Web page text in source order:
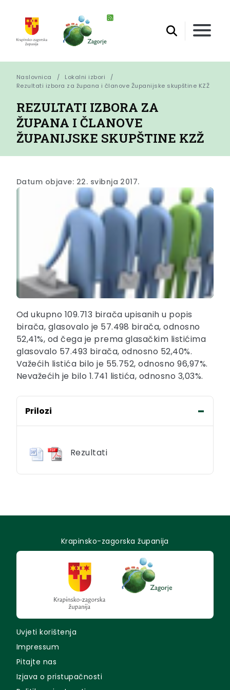
Naslovnica
Lokalni izbori
Rezultati izbora za župana i članove Županijske skupštine KZŽ
REZULTATI IZBORA ZA
ŽUPANA I ČLANOVE
ŽUPANIJSKE SKUPŠTINE KZŽ
Datum objave: 22. svibnja 2017.
Od ukupno 109.713 birača upisanih u popis
birača, glasovalo je 57.498 birača, odnosno
52,41%, od čega je prema glasačkim listićima
glasovalo 57.493 birača, odnosno 52,40%.
Važećih listića bilo je 55.752, odnosno 96,97%.
Nevažećih je bilo 1.741 listića, odnosno 3,03%.
Prilozi
Rezultati
Krapinsko-zagorska županija
Uvjeti korištenja
Impressum
Pitajte nas
Izjava o pristupačnosti